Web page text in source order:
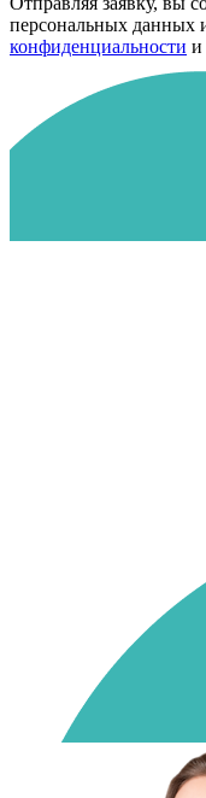
персональных данных
конфиденциальности и